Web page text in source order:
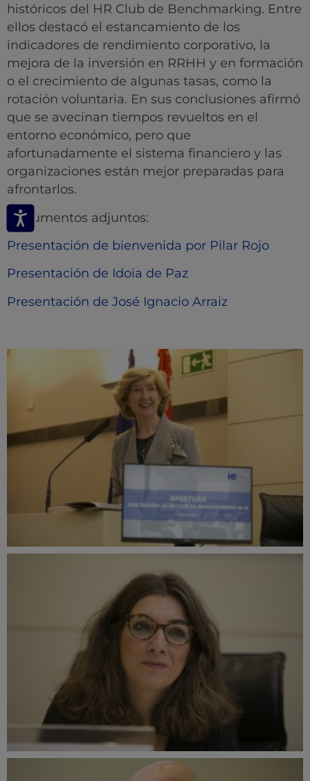
históricos del HR Club de Benchmarking. Entre
ellos destacó el estancamiento de los
indicadores de rendimiento corporativo, la
mejora de la inversión en RRHH y en formación
o el crecimiento de algunas tasas, como la
rotación voluntaria. En sus conclusiones afirmó
que se avecinan tiempos revueltos en el
entorno económico, pero que
afortunadamente el sistema financiero y las
organizaciones están mejor preparadas para
afrontarlos.
Documentos adjuntos:
Presentación de bienvenida por Pilar Rojo
Presentación de Idoia de Paz
Presentación de José Ignacio Arraiz